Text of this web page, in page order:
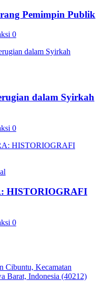
Pemimpin Publik
0
dalam Syirkah
0
HISTORIOGRAFI
0
Cibuntu, Kecamatan
Barat, Indonesia (40212)